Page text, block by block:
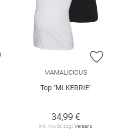
ZUR WUNSCHLISTE HINZUFÜGEN
ZUR
MAMALICIOUS
Top "MLKERRIE"
34,99 €
inkl. MwSt. zzgl. Versand